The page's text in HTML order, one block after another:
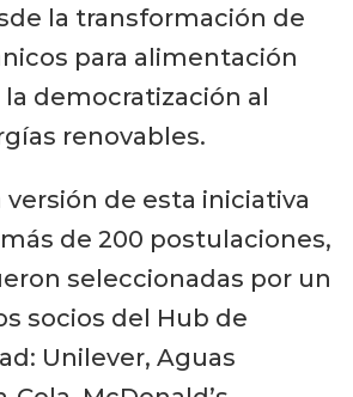
la transformación de
para alimentación
democratización al
renovables.
versión de esta iniciativa
de 200 postulaciones,
seleccionadas por un
socios del Hub de
Unilever, Aguas